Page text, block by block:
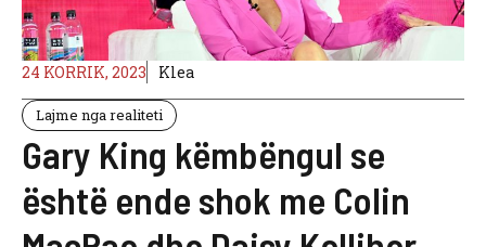
24 KORRIK, 2023 Klea
Lajme nga realiteti
Gary King këmbëngul se
është ende shok me Colin